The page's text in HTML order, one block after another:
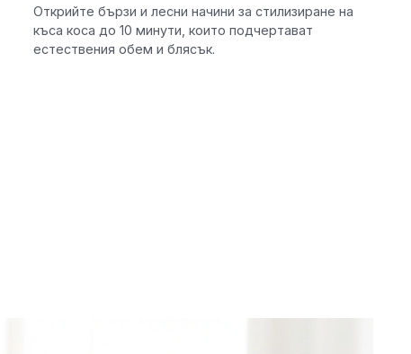
Открийте бързи и лесни начини за стилизиране на
къса коса до 10 минути, които подчертават
естествения обем и блясък.